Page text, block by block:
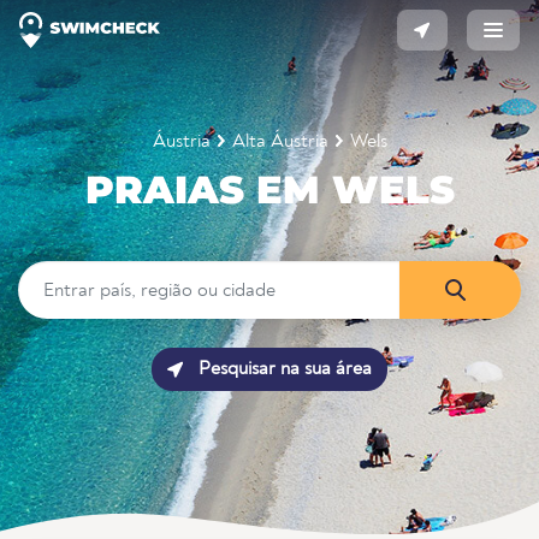
Áustria Alta Áustria Wels
PRAIAS EM WELS
Pesquisar na sua área